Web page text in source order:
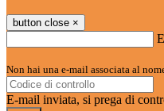
button close ×
Non hai una e-mail associata al
E-mail inviata, si prega di